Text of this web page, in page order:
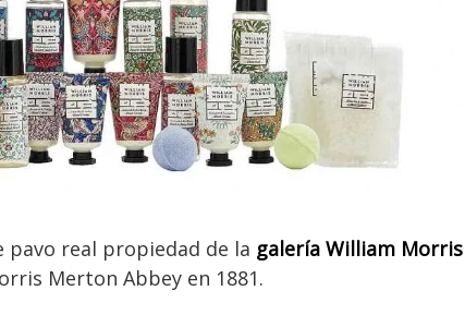
pavo real propiedad de la galería William Morris
Merton Abbey en 1881.